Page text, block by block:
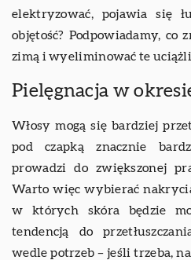
elektryzować, pojawia się
objętość? Podpowiadamy, co
zimą i wyeliminować te
Pielęgnacja w
Włosy mogą się bardziej
pod czapką znacznie
prowadzi do zwiększonej
Warto więc wybierać
w których skóra będzie
tendencją do
wedle potrzeb – jeśli trzeba,